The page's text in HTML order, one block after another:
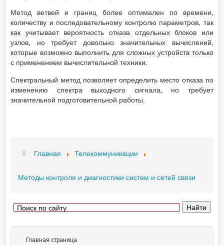
Метод ветвей и границ более оптимален по времени,
количеству и последовательному контролю параметров, так
как учитывает вероятность отказа отдельных блоков или
узлов, но требует довольно значительных вычислений,
которые возможно выполнить для сложных устройств только
с применением вычислительной техники.
Спектральный метод позволяет определить место отказа по
изменению спектра выходного сигнала, но требует
значительной подготовительной работы.
Главная Телекоммуникации
Методы контроля и диагностики систем и сетей связи
Главная страница